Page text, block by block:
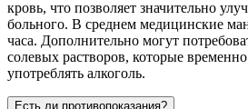
кровь, что позволяет значительно
больного. В среднем медицинские
часа. Дополнительно могут
солевых растворов, которые
употреблять алкоголь.
Есть ли противопоказания?